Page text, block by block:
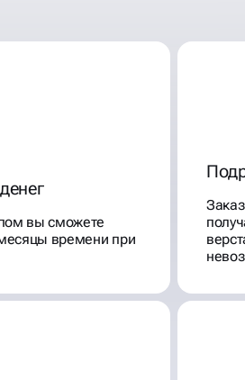
вы сможете
времени при